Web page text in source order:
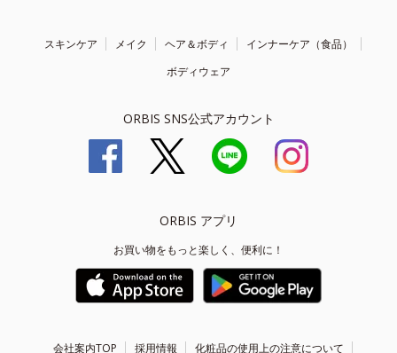
スキンケア メイク ヘア＆ボディ
インナーケア（食品）
ボディウェア
ORBIS SNS公式アカウント
ORBIS アプリ
お買い物をもっと楽しく、便利に！
会社案内TOP 採用情報 化粧品の使用上の注意について